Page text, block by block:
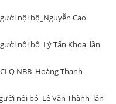
nội bộ_Nguyễn Cao
nội bộ_Lý Tấn Khoa_lần
NBB_Hoàng Thanh
nội bộ_Lê Văn Thành_lân